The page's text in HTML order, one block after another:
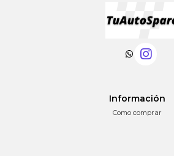
Información
Como comprar